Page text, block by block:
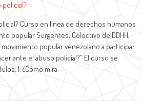
Curso en línea de derechos humanos
popular Surgentes, Colectivo de DDHH,
popular venezolano a participar
ante el abuso policial?” El curso se
1. ¿Cómo mira